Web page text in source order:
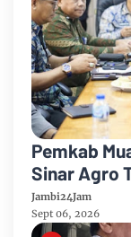
Pemkab
Sinar Agro
Sipin Teluk
Jambi24Jam
Sept 06, 2026